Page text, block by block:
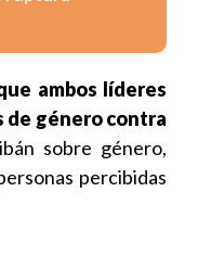
ambos líderes
de género contra
sobre género,
percibidas